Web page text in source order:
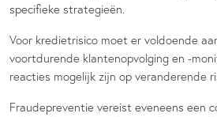
specifieke strategieën.
Voor kredietrisico moet er voldoende
voortdurende klantenopvolging en -
reacties mogelijk zijn op veranderende
Fraudepreventie vereist eveneens een